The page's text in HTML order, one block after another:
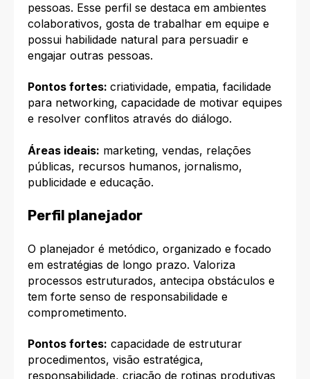
pessoas. Esse perfil se destaca em ambientes
colaborativos, gosta de trabalhar em equipe e
possui habilidade natural para persuadir e
engajar outras pessoas.​
Pontos fortes: criatividade, empatia, facilidade
para networking, capacidade de motivar equipes
e resolver conflitos através do diálogo.​
Áreas ideais: marketing, vendas, relações
públicas, recursos humanos, jornalismo,
publicidade e educação.​
Perfil planejador
O planejador é metódico, organizado e focado
em estratégias de longo prazo. Valoriza
processos estruturados, antecipa obstáculos e
tem forte senso de responsabilidade e
comprometimento.​
Pontos fortes: capacidade de estruturar
procedimentos, visão estratégica,
responsabilidade, criação de rotinas produtivas